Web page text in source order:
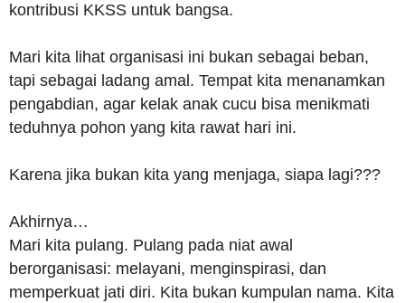
kontribusi KKSS untuk bangsa.
Mari kita lihat organisasi ini bukan sebagai beban,
tapi sebagai ladang amal. Tempat kita menanamkan
pengabdian, agar kelak anak cucu bisa menikmati
teduhnya pohon yang kita rawat hari ini.
Karena jika bukan kita yang menjaga, siapa lagi???
Akhirnya…
Mari kita pulang. Pulang pada niat awal
berorganisasi: melayani, menginspirasi, dan
memperkuat jati diri. Kita bukan kumpulan nama. Kita